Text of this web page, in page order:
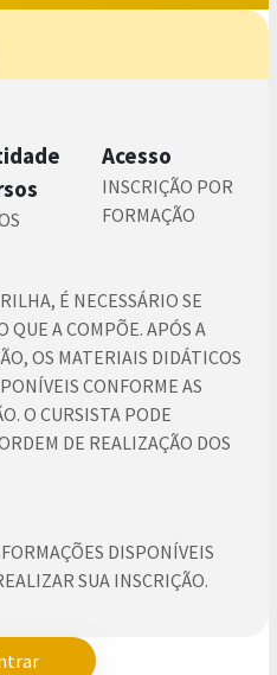
Acesso
INSCRIÇÃO POR
FORMAÇÃO
É NECESSÁRIO SE
QUE A COMPÕE. APÓS A
OS MATERIAIS DIDÁTICOS
CONFORME AS
O CURSISTA PODE
DE REALIZAÇÃO DOS
DISPONÍVEIS
SUA INSCRIÇÃO.